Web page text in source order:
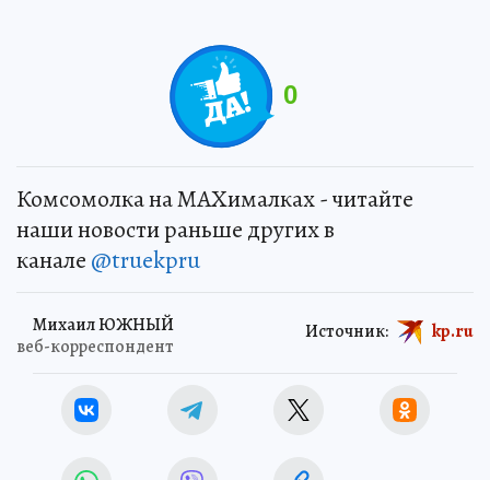
0
Комсомолка на MAXималках - читайте
наши новости раньше других в
канале @truekpru
Михаил ЮЖНЫЙ
веб-корреспондент
Источник: kp.ru